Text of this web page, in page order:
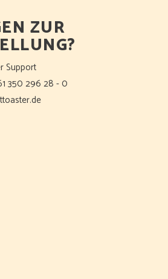
ZUR
Support
350 296 28 - 0